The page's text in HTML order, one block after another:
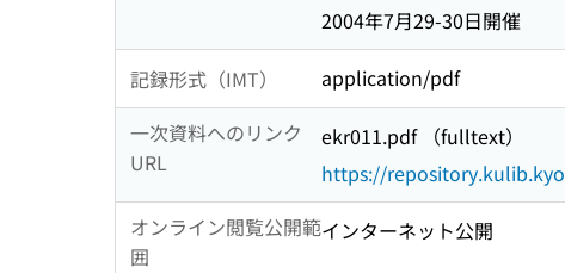
2004年7月29-30日開催
記録形式（IMT）
application/pdf
一次資料へのリンク
URL
ekr011.pdf （fulltext）
https://
オンライン閲覧公開範
囲
インターネット公開